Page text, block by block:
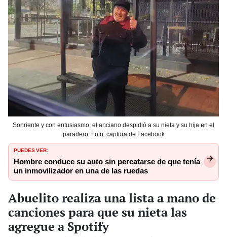
Sonriente y con entusiasmo, el anciano despidió a su nieta y su hija en el
paradero. Foto: captura de Facebook
PUEDES VER:
Hombre conduce su auto sin percatarse de que tenía
un inmovilizador en una de las ruedas
Abuelito realiza una lista a mano de
canciones para que su nieta las
agregue a Spotify